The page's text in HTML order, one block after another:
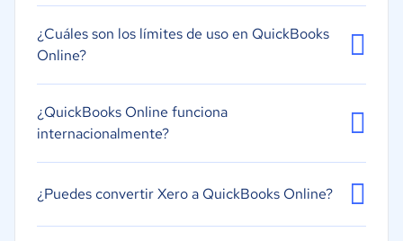
¿Cuáles son los límites de uso en QuickBooks
Online?
¿QuickBooks Online funciona
internacionalmente?
¿Puedes convertir Xero a QuickBooks Online?